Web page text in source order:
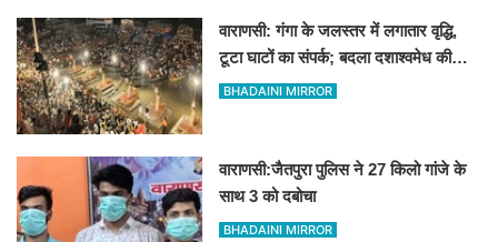
वाराणसी: गंगा के जलस्तर में लगातार वृद्धि,
टूटा घाटों का संपर्क; बदला दशाश्वमेध की
विश्वप्रसिद्ध महाआरती का स्थान
BHADAINI MIRROR
वाराणसी:जैतपुरा पुलिस ने 27 किलो गांजे के
साथ 3 को दबोचा
BHADAINI MIRROR